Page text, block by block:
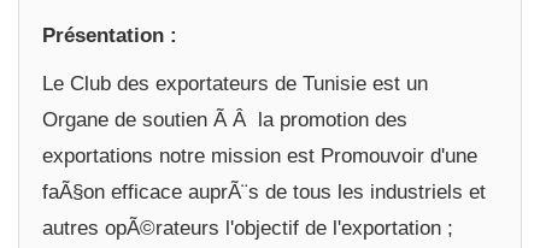
Présentation :
Le Club des exportateurs de Tunisie est un
Organe de soutien Ã Â la promotion des
exportations notre mission est Promouvoir d'une
faÃ§on efficace auprÃ¨s de tous les industriels et
autres opÃ©rateurs l'objectif de l'exportation ;